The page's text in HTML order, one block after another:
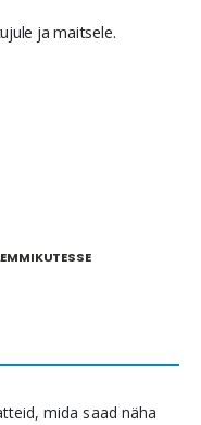
ja maitsele.
mida saad näha